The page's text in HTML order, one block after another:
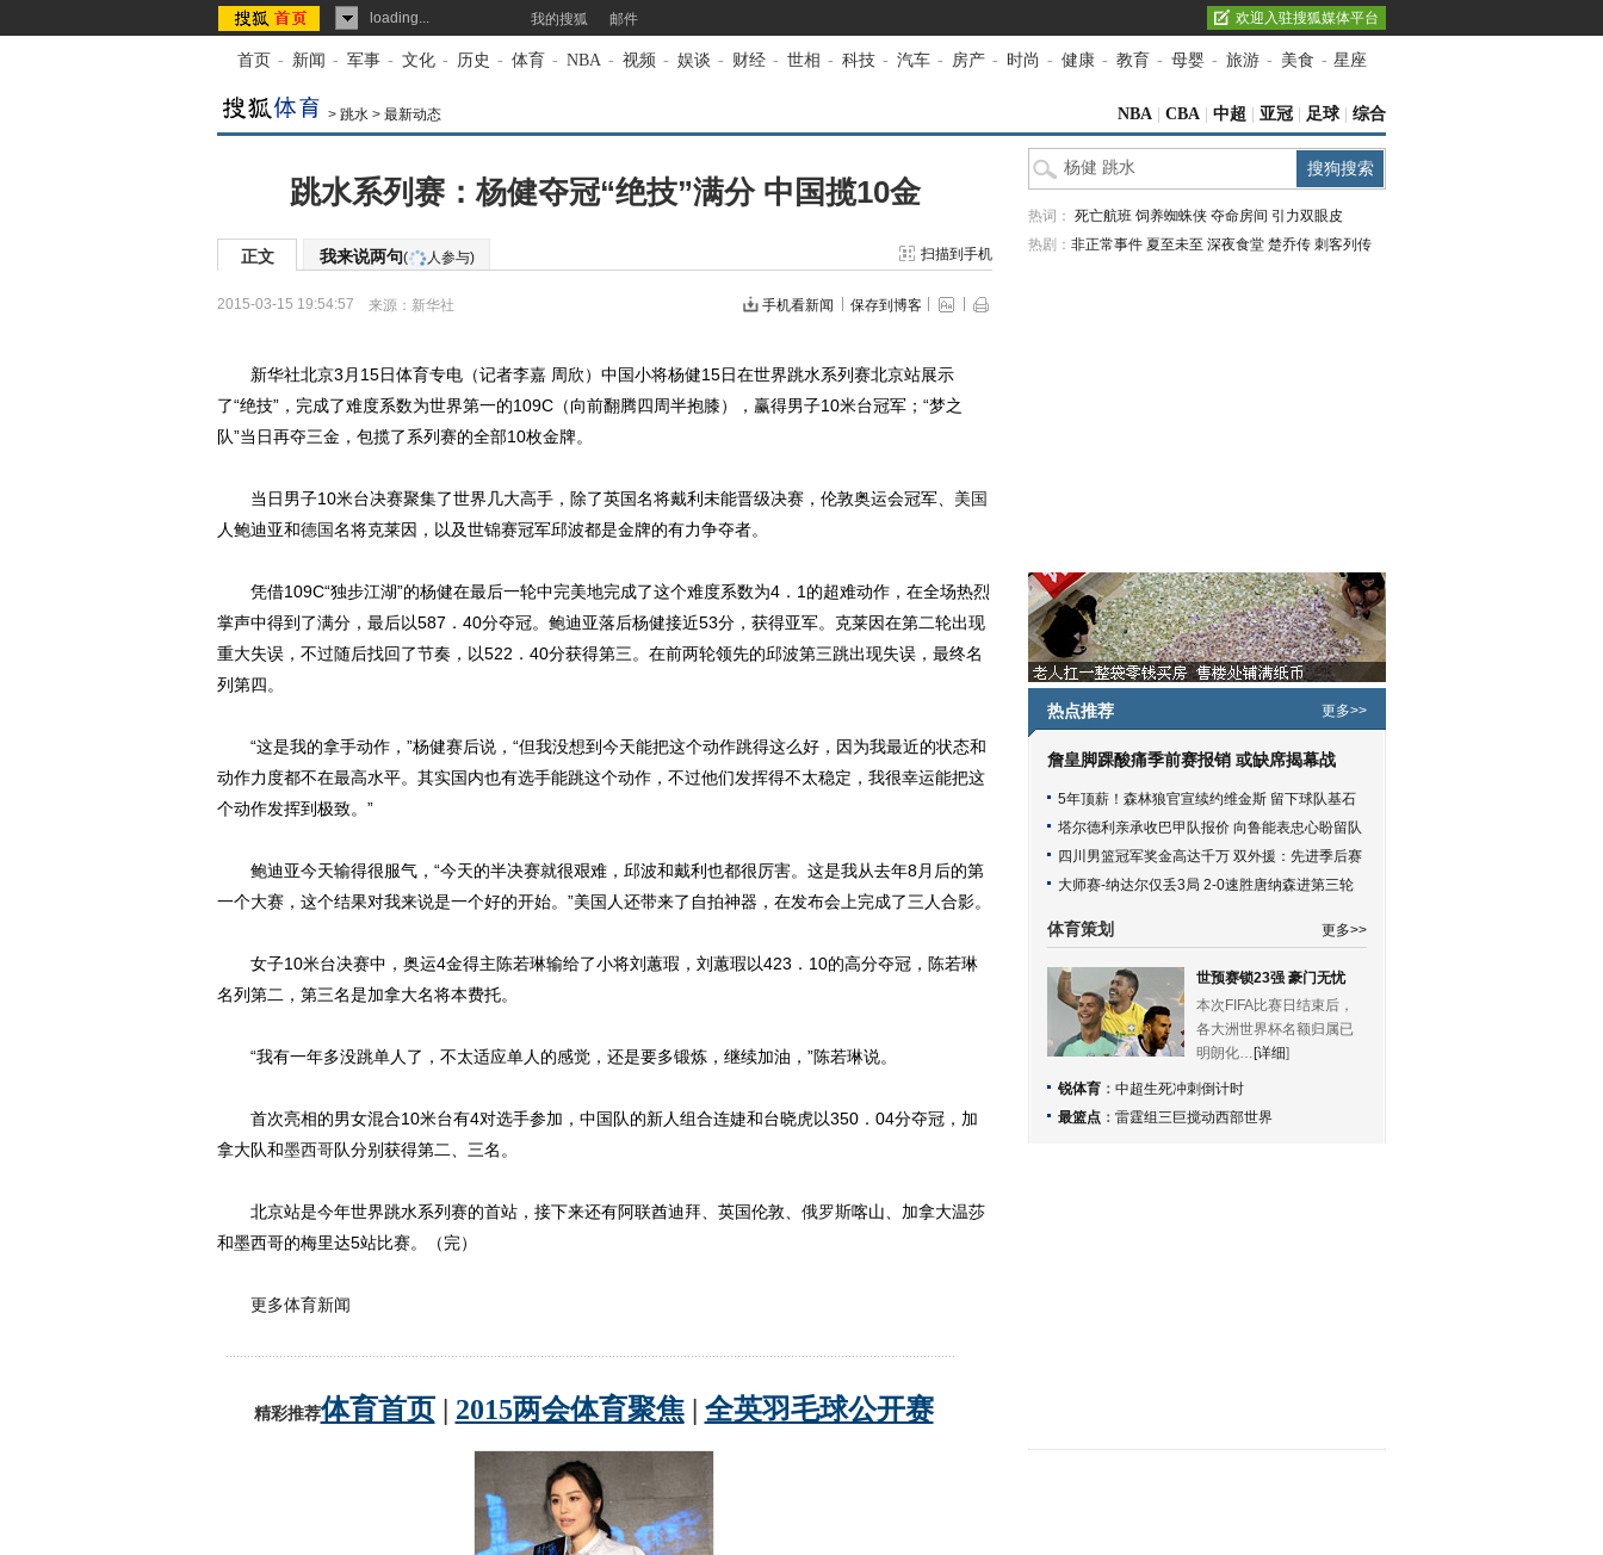
loading... 我的搜狐 邮件 欢迎入驻搜狐媒体平台
首页 - 新闻 - 军事 - 文化 - 历史 - 体育 - NBA - 视频 - 娱谈 - 财经 - 世相 - 科技 - 汽车 - 房产 - 时尚 - 健康 - 教育 - 母婴 - 旅游 - 美食 - 星座
> 跳水 > 最新动态 NBA CBA 中超 亚冠 足球 综合
跳水系列赛：杨健夺冠“绝技”满分 中国揽10金
正文 我来说两句( 人参与) 扫描到手机
2015-03-15 19:54:57 来源： 新华社 手机看新闻 保存到博客
新华社北京3月15日体育专电（记者李嘉 周欣）中国小将杨健15日在世界跳水系列赛北京站展示
了“绝技”，完成了难度系数为世界第一的109C（向前翻腾四周半抱膝），赢得男子10米台冠军；“梦之
队”当日再夺三金，包揽了系列赛的全部10枚金牌。
当日男子10米台决赛聚集了世界几大高手，除了英国名将戴利未能晋级决赛，伦敦奥运会冠军、 美国
人鲍迪亚和德国名将克莱因，以及世锦赛冠军邱波都是金牌的有力争夺者。
凭借109C“独步江湖”的杨健在最后一轮中完美地完成了这个难度系数为4．1的超难动作，在全场热烈
掌声中得到了满分，最后以587．40分夺冠。鲍迪亚落后杨健接近53分，获得亚军。克莱因在第二轮出现
重大失误，不过随后找回了节奏，以522．40分获得第三。在前两轮领先的邱波第三跳出现失误，最终名
列第四。
“这是我的拿手动作，”杨健赛后说，“但我没想到今天能把这个动作跳得这么好，因为我最近的状态和
动作力度都不在最高水平。其实国内也有选手能跳这个动作，不过他们发挥得不太稳定，我很幸运能把这
个动作发挥到极致。”
鲍迪亚今天输得很服气，“今天的半决赛就很艰难，邱波和戴利也都很厉害。这是我从去年8月后的第
一个大赛，这个结果对我来说是一个好的开始。”美国人还带来了自拍神器，在发布会上完成了三人合影。
女子10米台决赛中，奥运4金得主陈若琳输给了小将刘蕙瑕，刘蕙瑕以423．10的高分夺冠，陈若琳
名列第二，第三名是加拿大名将本费托。
“我有一年多没跳单人了，不太适应单人的感觉，还是要多锻炼，继续加油，”陈若琳说。
首次亮相的男女混合10米台有4对选手参加，中国队的新人组合连婕和台晓虎以350．04分夺冠，加
拿大队和墨西哥队分别获得第二、三名。
北京站是今年世界跳水系列赛的首站，接下来还有阿联酋迪拜、英国伦敦、 俄罗斯喀山、加拿大温莎
和墨西哥的梅里达5站比赛。（完）
更多体育新闻
热词： 死亡航班 饲养蜘蛛侠 夺命房间 引力双眼皮
热剧： 非正常事件 夏至未至 深夜食堂 楚乔传 刺客列传
热点推荐 更多>>
詹皇脚踝酸痛季前赛报销 或缺席揭幕战
5年顶薪！森林狼官宣续约维金斯 留下球队基石
塔尔德利亲承收巴甲队报价 向鲁能表忠心盼留队
四川男篮冠军奖金高达千万 双外援：先进季后赛
大师赛-纳达尔仅丢3局 2-0速胜唐纳森进第三轮
体育策划 更多>>
世预赛锁23强 豪门无忧
本次FIFA比赛日结束后，
各大洲世界杯名额归属已
明朗化… [详细]
锐体育 ： 中超生死冲刺倒计时
最篮点 ： 雷霆组三巨搅动西部世界